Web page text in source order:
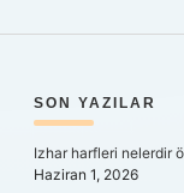
SON YAZILAR
Izhar harfleri nelerdir
Haziran 1, 2026